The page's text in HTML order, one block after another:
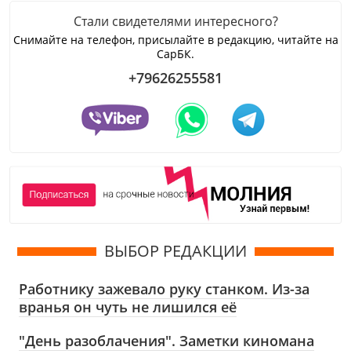
Стали свидетелями интересного?
Снимайте на телефон, присылайте в редакцию, читайте на
СарБК.
+79626255581
ВЫБОР РЕДАКЦИИ
Работнику зажевало руку станком. Из-за
вранья он чуть не лишился её
"День разоблачения". Заметки киномана